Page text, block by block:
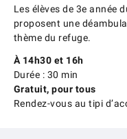
Les élèves de 3e année
proposent une
thème du refuge.
À 14h30 et 16h
Durée : 30 min
Gratuit, pour tous
Rendez-vous au tipi